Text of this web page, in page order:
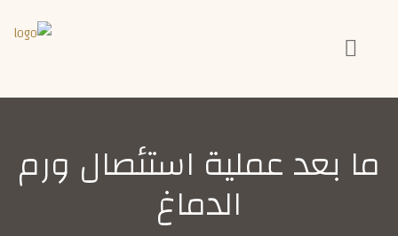
ما بعد عملية استئصال ورم
الدماغ